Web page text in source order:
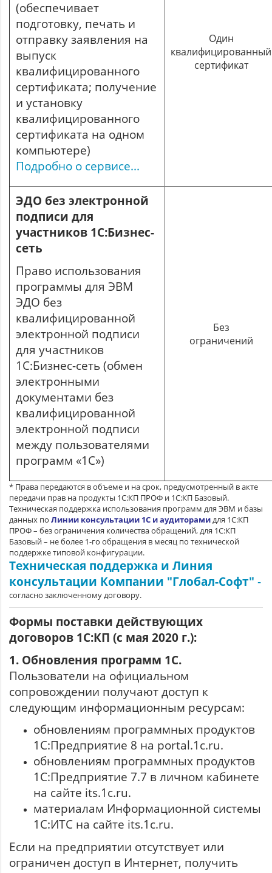
(обеспечивает
подготовку, печать и
отправку заявления на
выпуск
квалифицированного
сертификата; получение
и установку
квалифицированного
сертификата на одном
компьютере)
Подробно о сервисе...
Один
квалифицированный
сертификат
ЭДО без электронной
подписи для
участников 1С:Бизнес-
сеть
Право использования
программы для ЭВМ
ЭДО без
квалифицированной
электронной подписи
для участников
1С:Бизнес-сеть (обмен
электронными
документами без
квалифицированной
электронной подписи
между пользователями
программ «1С»)
Без
ограничений
* Права передаются в объеме и на срок, предусмотренный в акте
передачи прав на продукты 1С:КП ПРОФ и 1С:КП Базовый.
Техническая поддержка использования программ для ЭВМ и базы
данных по Линии консультации 1С и аудиторамидля 1С:КП
ПРОФ – без ограничения количества обращений, для 1С:КП
Базовый – не более 1-го обращения в месяц по технической
поддержке типовой конфигурации.
Техническая поддержка и Линия
консультации Компании "Глобал-Софт" -
согласно заключенному договору.
Формы поставки действующих
договоров 1С:КП (с мая 2020 г.):
1. Обновления программ 1С.
Пользователи на официальном
сопровождении получают доступ к
следующим информационным ресурсам:
обновлениям программных продуктов
1С:Предприятие 8 на portal.1c.ru.
обновлениям программных продуктов
1С:Предприятие 7.7 в личном кабинете
на сайте its.1c.ru.
материалам Информационной системы
1С:ИТС на сайте its.1c.ru.
Если на предприятии отсутствует или
ограничен доступ в Интернет, получить